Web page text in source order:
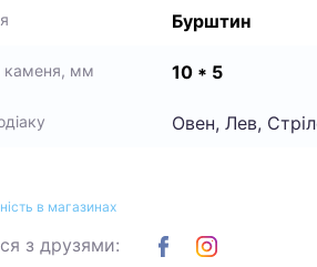
Бурштин
каменя, мм 10 * 5
Овен, Лев,
в магазинах
з друзями: